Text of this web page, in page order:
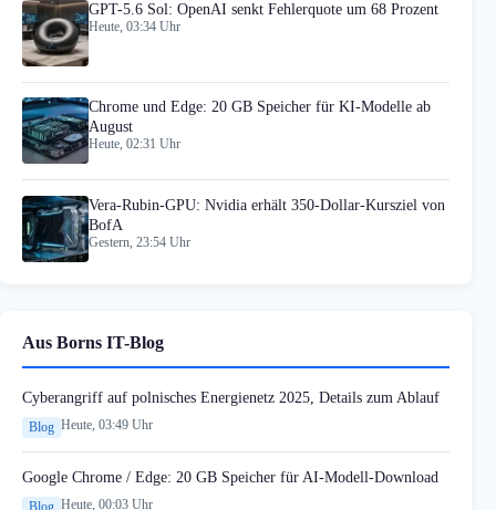
GPT-5.6 Sol: OpenAI senkt Fehlerquote um 68 Prozent
Heute, 03:34 Uhr
Chrome und Edge: 20 GB Speicher für KI-Modelle ab
August
Heute, 02:31 Uhr
Vera-Rubin-GPU: Nvidia erhält 350-Dollar-Kursziel von
BofA
Gestern, 23:54 Uhr
Aus Borns IT-Blog
Cyberangriff auf polnisches Energienetz 2025, Details zum Ablauf
Blog Heute, 03:49 Uhr
Google Chrome / Edge: 20 GB Speicher für AI-Modell-Download
Blog Heute, 00:03 Uhr